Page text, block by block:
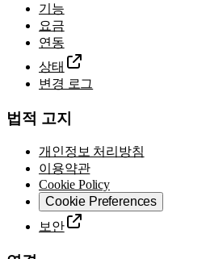
기능
요금
연동
상태
변경 로그
법적 고지
개인정보 처리방침
이용약관
Cookie Policy
Cookie Preferences
보안